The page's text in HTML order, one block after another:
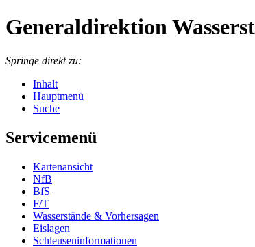
Generaldirektion
Springe direkt zu:
Inhalt
Hauptmenü
Suche
Servicemenü
Kartenansicht
NfB
BfS
F/T
Wasserstände & Vorhersagen
Eislagen
Schleuseninformationen